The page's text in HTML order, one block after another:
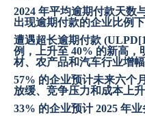
2024 年平均逾期付款天数
出现逾期付款的企业比例下
遭遇超长逾期付款 (ULPD
例，上升至 40% 的新高，
材、农产品和汽车行业增幅
57% 的企业预计未来六个
放缓、竞争压力和成本上
33% 的企业预计 2025 年业